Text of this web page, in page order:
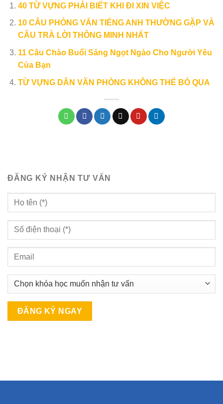
40 TỪ VỰNG PHẢI BIẾT KHI ĐI XIN VIỆC
10 CÂU PHỎNG VẤN TIẾNG ANH THƯỜNG GẶP VÀ
CÂU TRÀ LỜI THÔNG MINH NHẤT
11 Câu Chào Buổi Sáng Ngọt Ngào Cho Người Yêu
Của Bạn
TỪ VỰNG DÂN VĂN PHÒNG KHÔNG THỂ BỎ QUA
ĐĂNG KÝ NHẬN TƯ VẤN
r